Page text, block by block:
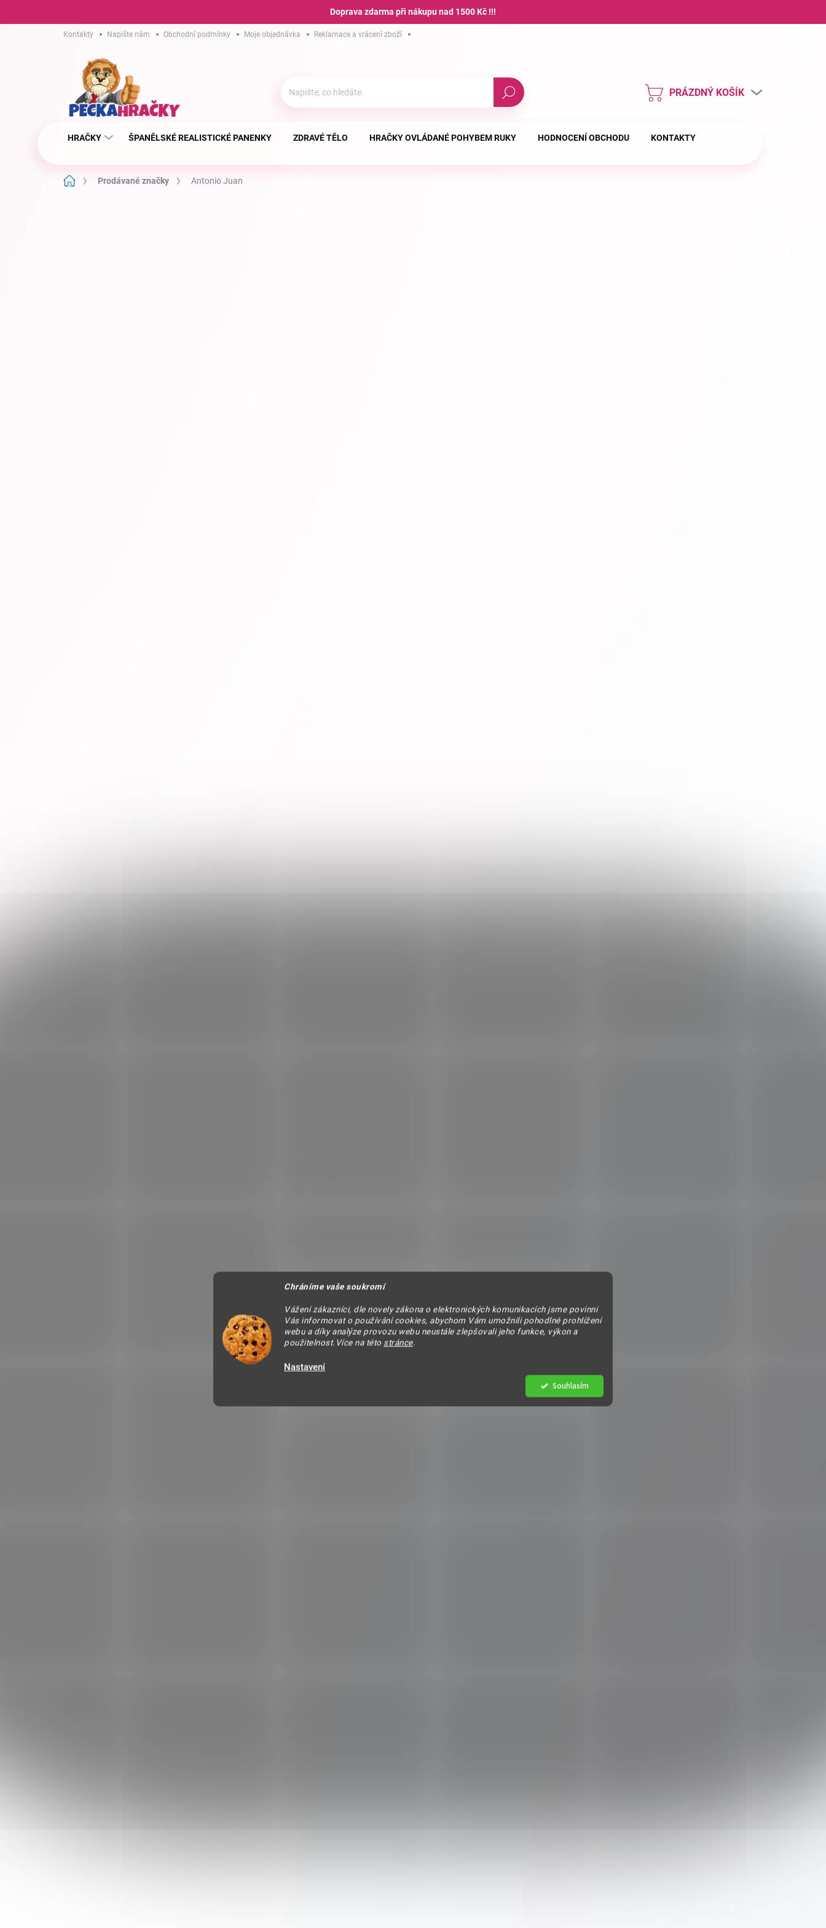
Doprava zdarma při nákupu nad 1500 Kč !!!
Chráníme vaše soukromí
Vážení zákazníci, dle novely zákona o elektronických komunikacích jsme povinni
Vás informovat o používání cookies, abychom Vám umožnili pohodlné prohlížení
webu a díky analýze provozu webu neustále zlepšovali jeho funkce, výkon a
použitelnost.Více na této stránce.
Nastavení
Souhlasím
Kontakty Napište nám Obchodní podmínky Moje objednávka Reklamace a vrácení zboží
Hledat
NÁKUPNÍ
PRÁZDNÝ KOŠÍK
HRAČKY ŠPANĚLSKÉ REALISTICKÉ PANENKY ZDRAVÉ TĚLO HRAČKY OVLÁDANÉ POHYBEM RUKY HODNOCENÍ OBCHODU KONTAKTY
Domů Prodávané značky Antonio Juan